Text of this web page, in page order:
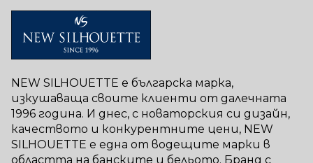
NEW SILHOUETTE е българска марка,
изкушаваща своите клиенти от далечната
1996 година. И днес, с новаторския си дизайн,
качеството и конкурентните цени, NEW
SILHOUETTE е една от водещите марки в
областта на банските и бельото. Бранд с